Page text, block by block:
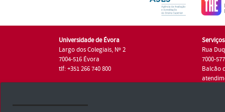
Universidade de Évora
Largo dos Colegiais, Nº 2
7004-516 Évora
tlf: +351 266 740 800
Rua
7000-
Balcão